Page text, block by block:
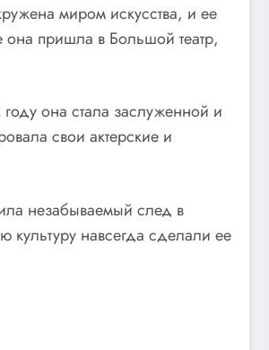
миром искусства, и ее
она пришла в Большой театр,
она стала заслуженной и
свои актерские и
незабываемый след в
культуру навсегда сделали ее